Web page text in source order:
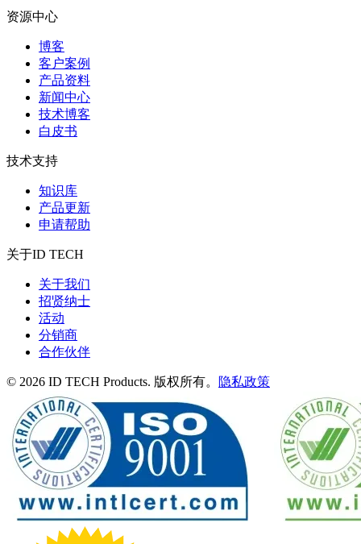
资源中心
博客
客户案例
产品资料
新闻中心
技术博客
白皮书
技术支持
知识库
产品更新
申请帮助
关于ID TECH
关于我们
招贤纳士
活动
分销商
合作伙伴
© 2026 ID TECH Products. 版权所有。 隐私政策